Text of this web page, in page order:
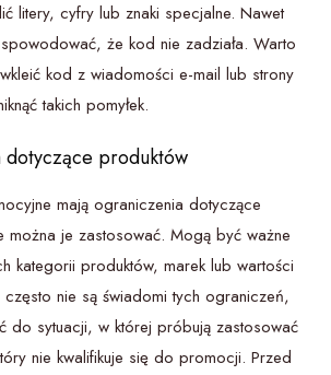
litery, cyfry lub znaki specjalne. Nawet
że kod nie zadziała. Warto
kod z wiadomości e-mail lub strony
takich pomyłek.
produktów
mają ograniczenia dotyczące
można je zastosować. Mogą być ważne
kategorii produktów, marek lub wartości
często nie są świadomi tych ograniczeń,
do sytuacji, w której próbują zastosować
nie kwalifikuje się do promocji. Przed